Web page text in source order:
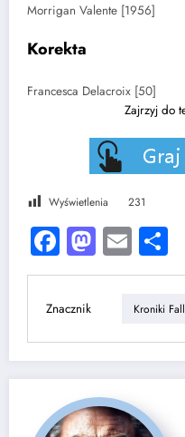
Morrigan Valente [1956]
Korekta
Francesca Delacroix [50]
Zajrzyj do
Wyświetlenia 231
Facebook
Email
Znacznik Kroniki